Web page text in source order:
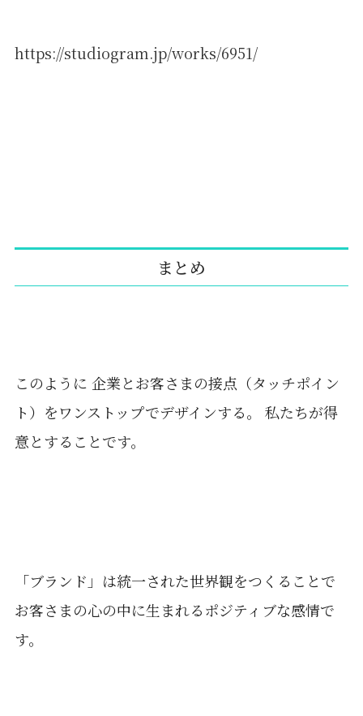
https://studiogram.jp/works/6951/
まとめ
このように 企業とお客さまの接点（タッチポイン
ト）をワンストップでデザインする。 私たちが得
意とすることです。
「ブランド」は統一された世界観をつくることで
お客さまの心の中に生まれるポジティブな感情で
す。